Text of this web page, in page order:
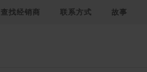
查找经销商 联系方式 故事